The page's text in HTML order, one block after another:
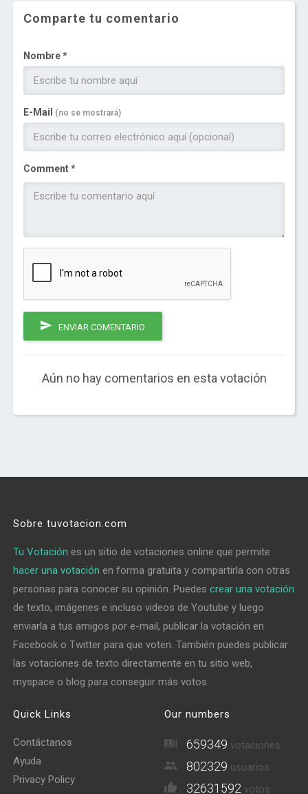
Comparte tu comentario
Nombre *
E-Mail (no se mostrará)
Comment *
ENVIAR COMENTARIO
Aún no hay comentarios en esta votación
Sobre tuvotacion.com
Tu Votación es un sitio de votaciones online que permite
hacer una votación en forma gratuita y compartirla con otras
personas para conocer su opinión. Puedescrear una votación
de texto, imágenes e incluso videos de Youtube y luego
enviarla a tus amigos por e-mail, publicar la votación en
Facebook o Twitter para que voten. También puedes publicar
las votaciones de texto directamente en tu sitio web,
myspace o blog para conseguir más votos.
Quick Links
Contáctanos
Ayuda
Privacy Policy
Our numbers
659349 votaciones
802329 usuarios
32631592 votos